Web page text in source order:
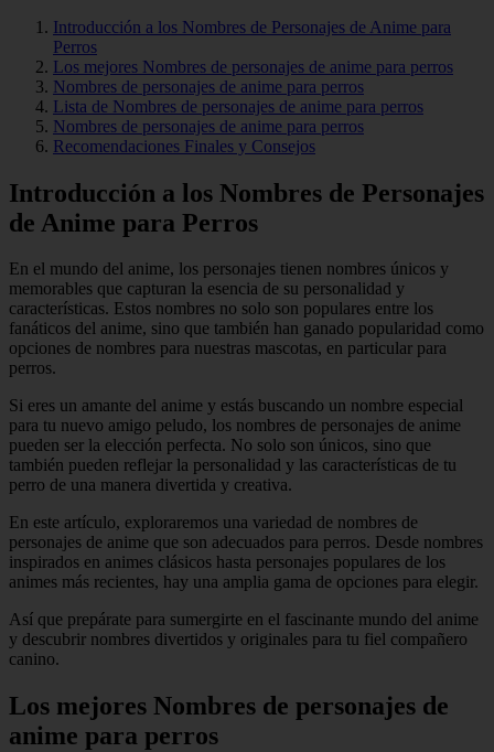
Introducción a los Nombres de Personajes de Anime para
Perros
Los mejores Nombres de personajes de anime para perros
Nombres de personajes de anime para perros
Lista de Nombres de personajes de anime para perros
Nombres de personajes de anime para perros
Recomendaciones Finales y Consejos
Introducción a los Nombres de Personajes
de Anime para Perros
En el mundo del anime, los personajes tienen nombres únicos y
memorables que capturan la esencia de su personalidad y
características. Estos nombres no solo son populares entre los
fanáticos del anime, sino que también han ganado popularidad como
opciones de nombres para nuestras mascotas, en particular para
perros.
Si eres un amante del anime y estás buscando un nombre especial
para tu nuevo amigo peludo, los nombres de personajes de anime
pueden ser la elección perfecta. No solo son únicos, sino que
también pueden reflejar la personalidad y las características de tu
perro de una manera divertida y creativa.
En este artículo, exploraremos una variedad de nombres de
personajes de anime que son adecuados para perros. Desde nombres
inspirados en animes clásicos hasta personajes populares de los
animes más recientes, hay una amplia gama de opciones para elegir.
Así que prepárate para sumergirte en el fascinante mundo del anime
y descubrir nombres divertidos y originales para tu fiel compañero
canino.
Los mejores Nombres de personajes de
anime para perros